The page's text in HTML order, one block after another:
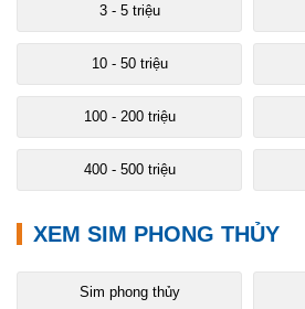
3 - 5 triệu
10 - 50 triệu
100 - 200 triệu
400 - 500 triệu
XEM SIM PHONG THỦY
Sim phong thủy